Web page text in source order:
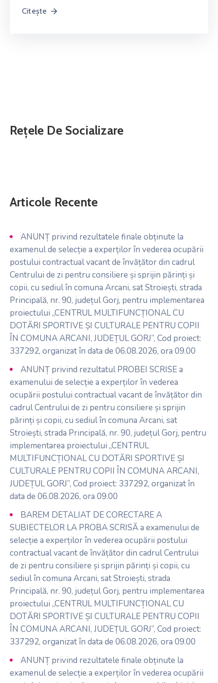
Citește
Rețele De Socializare
Articole Recente
ANUNȚ privind rezultatele finale obținute la
examenul de selecție a experților în vederea ocupării
postului contractual vacant de învățător din cadrul
Centrului de zi pentru consiliere și sprijin părinți și
copii, cu sediul în comuna Arcani, sat Stroiești, strada
Principală, nr. 90, județul Gorj, pentru implementarea
proiectului „CENTRUL MULTIFUNCȚIONAL CU
DOTĂRI SPORTIVE ȘI CULTURALE PENTRU COPII
ÎN COMUNA ARCANI, JUDEȚUL GORJ”, Cod proiect:
337292, organizat în data de 06.08.2026, ora 09.00
ANUNȚ privind rezultatul PROBEI SCRISE a
examenului de selecție a experților în vederea
ocupării postului contractual vacant de învățător din
cadrul Centrului de zi pentru consiliere și sprijin
părinți și copii, cu sediul în comuna Arcani, sat
Stroiești, strada Principală, nr. 90, județul Gorj, pentru
implementarea proiectului „CENTRUL
MULTIFUNCȚIONAL CU DOTĂRI SPORTIVE ȘI
CULTURALE PENTRU COPII ÎN COMUNA ARCANI,
JUDEȚUL GORJ”, Cod proiect: 337292, organizat în
data de 06.08.2026, ora 09.00
BAREM DETALIAT DE CORECTARE A
SUBIECTELOR LA PROBA SCRISĂ a examenului de
selecție a experților în vederea ocupării postului
contractual vacant de învățător din cadrul Centrului
de zi pentru consiliere și sprijin părinți și copii, cu
sediul în comuna Arcani, sat Stroiești, strada
Principală, nr. 90, județul Gorj, pentru implementarea
proiectului „CENTRUL MULTIFUNCȚIONAL CU
DOTĂRI SPORTIVE ȘI CULTURALE PENTRU COPII
ÎN COMUNA ARCANI, JUDEȚUL GORJ”, Cod proiect:
337292, organizat în data de 06.08.2026, ora 09.00
ANUNȚ privind rezultatele finale obținute la
examenul de selecție a experților în vederea ocupării